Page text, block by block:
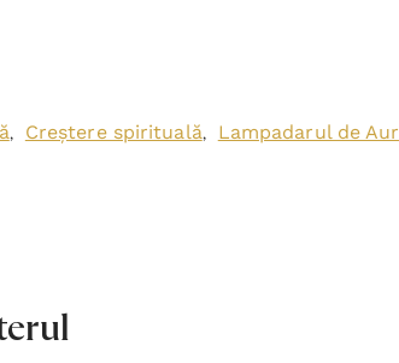
, Creștere spirituală, Lampadarul de Aur